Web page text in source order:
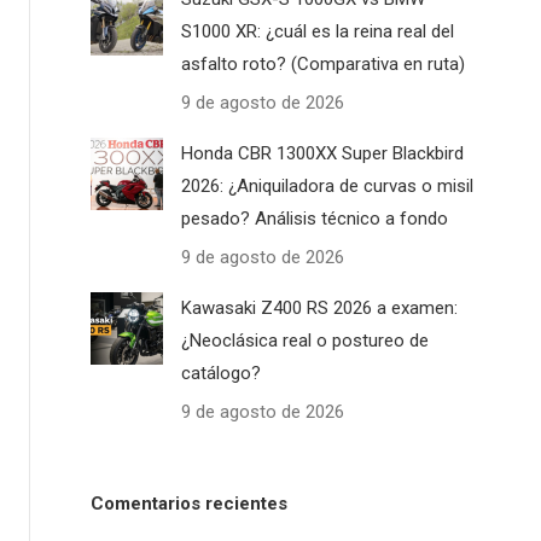
S1000 XR: ¿cuál es la reina real del
asfalto roto? (Comparativa en ruta)
9 de agosto de 2026
Honda CBR 1300XX Super Blackbird
2026: ¿Aniquiladora de curvas o misil
pesado? Análisis técnico a fondo
9 de agosto de 2026
Kawasaki Z400 RS 2026 a examen:
¿Neoclásica real o postureo de
catálogo?
9 de agosto de 2026
Comentarios recientes